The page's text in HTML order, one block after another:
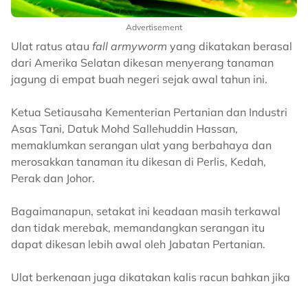
Advertisement
Ulat ratus atau fall armyworm yang dikatakan berasal
dari Amerika Selatan dikesan menyerang tanaman
jagung di empat buah negeri sejak awal tahun ini.
Ketua Setiausaha Kementerian Pertanian dan Industri
Asas Tani, Datuk Mohd Sallehuddin Hassan,
memaklumkan serangan ulat yang berbahaya dan
merosakkan tanaman itu dikesan di Perlis, Kedah,
Perak dan Johor.
Bagaimanapun, setakat ini keadaan masih terkawal
dan tidak merebak, memandangkan serangan itu
dapat dikesan lebih awal oleh Jabatan Pertanian.
Ulat berkenaan juga dikatakan kalis racun bahkan jika